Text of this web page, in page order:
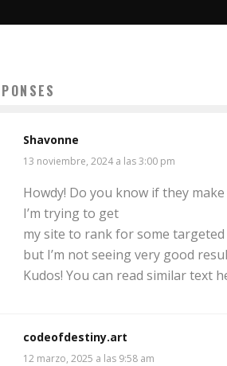
DREAMSTATE MÉXICO AL MÁXIMO
Joel Caballero Blog 2 diciembre, 2016
Shavonne
13 noviembre, 2024 a las 3:00 pm
Howdy! Do you know if they
I’m trying to get
my site to rank for some
but I’m not seeing very good
Kudos! You can read similar text
codeofdestiny.art
12 marzo, 2025 a las 9:58 am